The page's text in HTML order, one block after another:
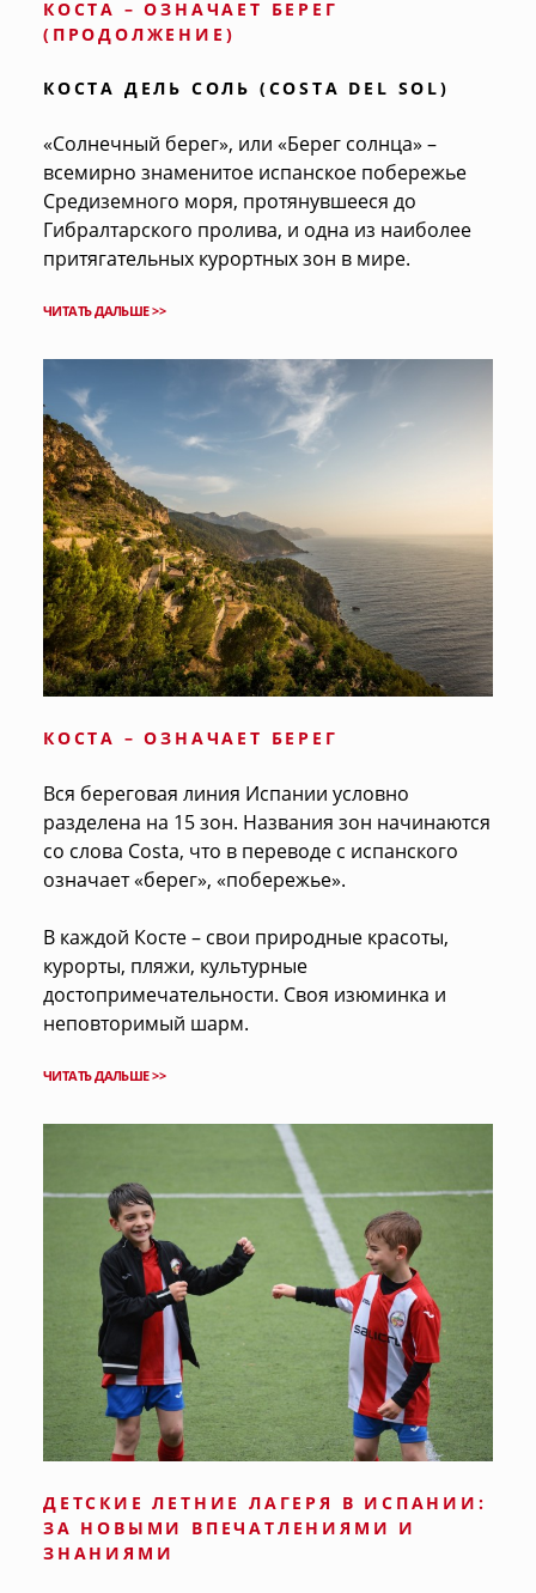
КОСТА – ОЗНАЧАЕТ БЕРЕГ
(ПРОДОЛЖЕНИЕ)
КОСТА ДЕЛЬ СОЛЬ (COSTA DEL SOL)
«Солнечный берег», или «Берег солнца» –
всемирно знаменитое испанское побережье
Средиземного моря, протянувшееся до
Гибралтарского пролива, и одна из наиболее
притягательных курортных зон в мире.
ЧИТАТЬ ДАЛЬШЕ >>
КОСТА – ОЗНАЧАЕТ БЕРЕГ
Вся береговая линия Испании условно
разделена на 15 зон. Названия зон начинаются
со слова Costa, что в переводе с испанского
означает «берег», «побережье».
В каждой Косте – свои природные красоты,
курорты, пляжи, культурные
достопримечательности. Своя изюминка и
неповторимый шарм.
ЧИТАТЬ ДАЛЬШЕ >>
ДЕТСКИЕ ЛЕТНИЕ ЛАГЕРЯ В ИСПАНИИ:
ЗА НОВЫМИ ВПЕЧАТЛЕНИЯМИ И
ЗНАНИЯМИ